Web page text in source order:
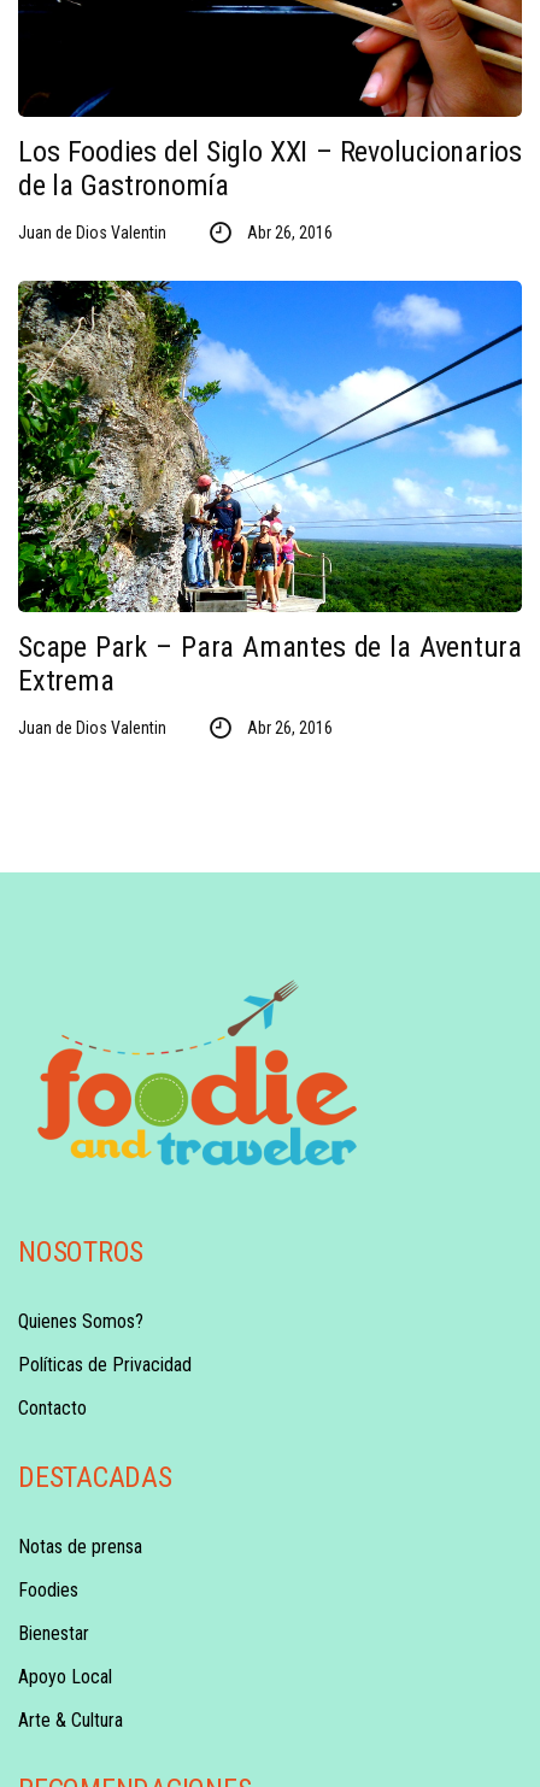
Los Foodies del Siglo XXI – Revolucionarios
de la Gastronomía
Juan de Dios Valentin Abr 26, 2016
Scape Park – Para Amantes de la Aventura
Extrema
Juan de Dios Valentin Abr 26, 2016
NOSOTROS
Quienes Somos?
Políticas de Privacidad
Contacto
DESTACADAS
Notas de prensa
Foodies
Bienestar
Apoyo Local
Arte & Cultura